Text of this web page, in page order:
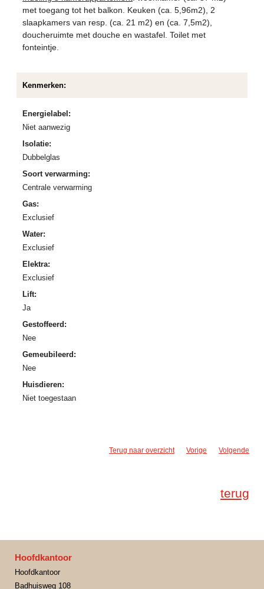
met toegang tot het balkon. Keuken (ca. 5,96m2), 2
slaapkamers van resp. (ca. 21 m2) en (ca. 7,5m2),
doucheruimte met douche en wastafel. Toilet met
fonteintje.
Kenmerken:
Energielabel:
Niet aanwezig
Isolatie:
Dubbelglas
Soort verwarming:
Centrale verwarming
Gas:
Exclusief
Water:
Exclusief
Elektra:
Exclusief
Lift:
Ja
Gestoffeerd:
Nee
Gemeubileerd:
Nee
Huisdieren:
Niet toegestaan
Terug naar overzicht Vorige Volgende
terug
Hoofdkantoor
Hoofdkantoor
Badhuisweg 108